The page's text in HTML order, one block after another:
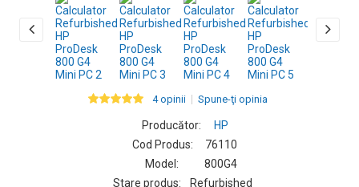
4 opinii Spune-ţi opinia
Producător:
HP
Cod Produs:
76110
Model:
800G4
Stare produs:
Refurbished